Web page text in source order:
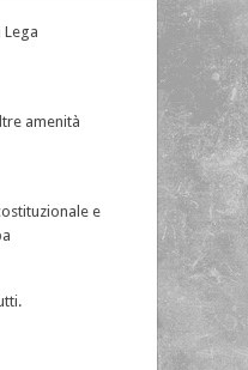
Lega
amenità
e